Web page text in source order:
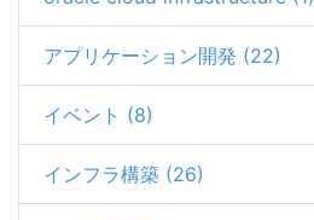
アプリケーション開発 (22)
イベント (8)
インフラ構築 (26)